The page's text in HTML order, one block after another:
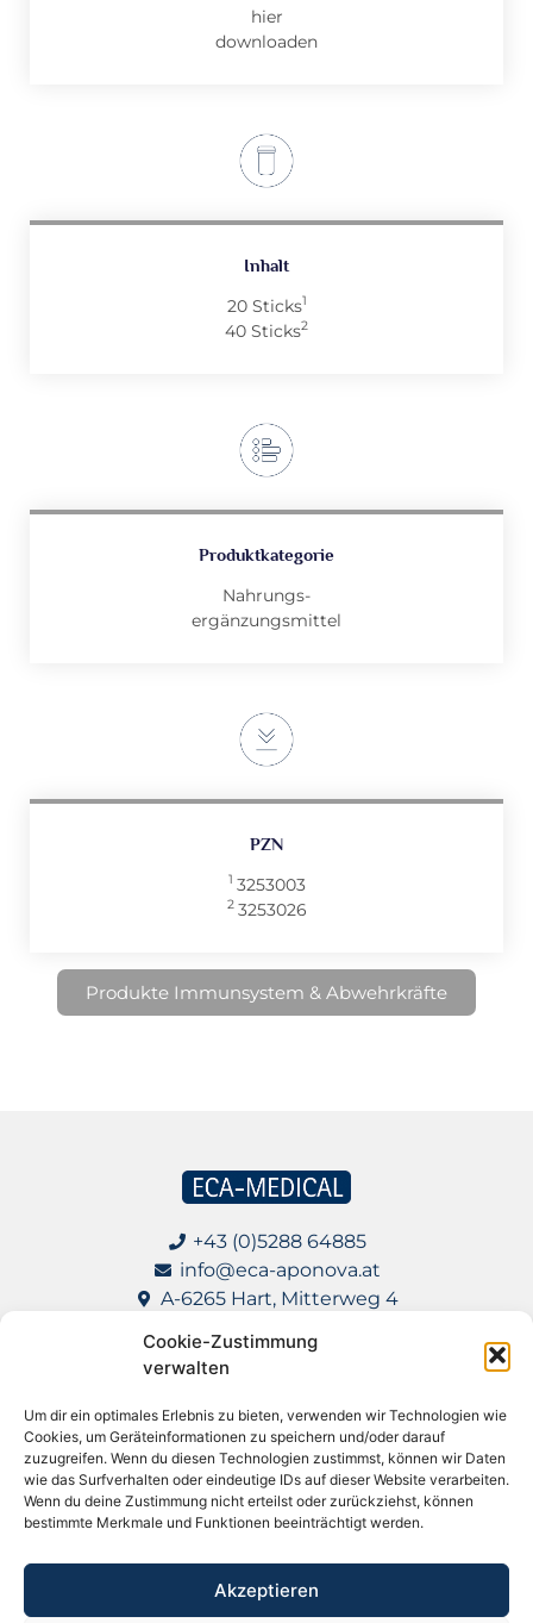
Cookie-Zustimmung
verwalten
Um dir ein optimales Erlebnis zu bieten, verwenden wir Technologien wie
Cookies, um Geräteinformationen zu speichern und/oder darauf
zuzugreifen. Wenn du diesen Technologien zustimmst, können wir Daten
wie das Surfverhalten oder eindeutige IDs auf dieser Website verarbeiten.
Wenn du deine Zustimmung nicht erteilst oder zurückziehst, können
bestimmte Merkmale und Funktionen beeinträchtigt werden.
Akzeptieren
hier
downloaden
Inhalt
20 Sticks1
40 Sticks2
Produktkategorie
Nahrungs-
ergänzungsmittel
PZN
1 3253003
2 3253026
Produkte Immunsystem & Abwehrkräfte
+43 (0)5288 64885
info@eca-aponova.at
A-6265 Hart, Mitterweg 4
Impressum
Datenschutz
AGB für Lieferanten
Apotheke in meiner Nähe